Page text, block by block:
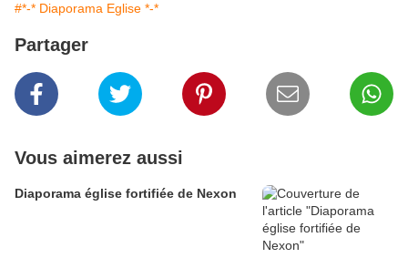
#*-* Diaporama Eglise *-*
Partager
Vous aimerez aussi
Diaporama église fortifiée de Nexon